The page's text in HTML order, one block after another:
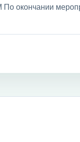
По окончании